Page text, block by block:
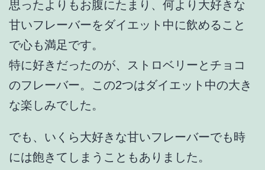
思ったよりもお腹にたまり、何より大好きな
甘いフレーバーをダイエット中に飲めること
で心も満足です。
特に好きだったのが、ストロベリーとチョコ
のフレーバー。この2つはダイエット中の大き
な楽しみでした。
でも、いくら大好きな甘いフレーバーでも時
には飽きてしまうこともありました。